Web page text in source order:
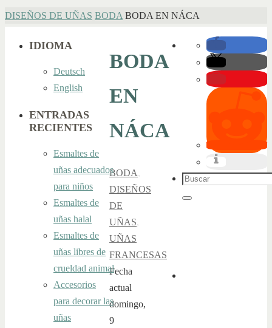
INICIO
DISEÑOS DE UÑAS BODA BODA EN NÁCA
BODA
EN
NÁCA
BODA,
DISEÑOS
DE
UÑAS,
UÑAS
FRANCESAS
Fecha
actual
domingo,
9
IDIOMA
Deutsch
English
ENTRADAS
RECIENTES
Esmaltes de
uñas adecuados
para niños
Esmaltes de
uñas halal
Esmaltes de
uñas libres de
crueldad animal
Accesorios
para decorar las
uñas
Buscar:
Buscar